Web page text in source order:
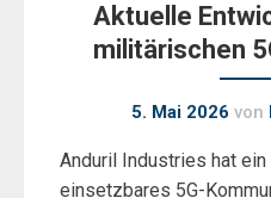
Aktuelle
militärischen
5. Mai 2026 von
Anduril Industries hat
einsetzbares 5G-